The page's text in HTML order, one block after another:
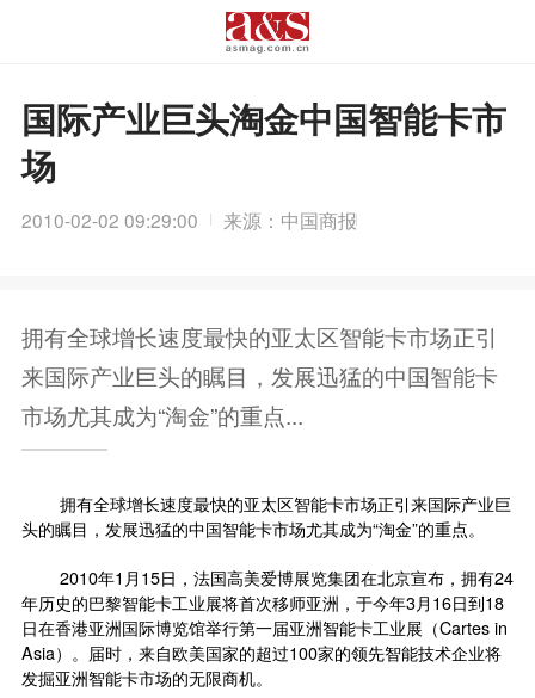
国际产业巨头淘金中国智能卡市
场
2010-02-02 09:29:00 来源：中国商报
拥有全球增长速度最快的亚太区智能卡市场正引
来国际产业巨头的瞩目，发展迅猛的中国智能卡
市场尤其成为“淘金”的重点...
拥有全球增长速度最快的亚太区智能卡市场正引来国际产业巨
头的瞩目，发展迅猛的中国智能卡市场尤其成为“淘金”的重点。
2010年1月15日，法国高美爱博展览集团在北京宣布，拥有24
年历史的巴黎智能卡工业展将首次移师亚洲，于今年3月16日到18
日在香港亚洲国际博览馆举行第一届亚洲智能卡工业展（Cartes in
Asia）。届时，来自欧美国家的超过100家的领先智能技术企业将
发掘亚洲智能卡市场的无限商机。